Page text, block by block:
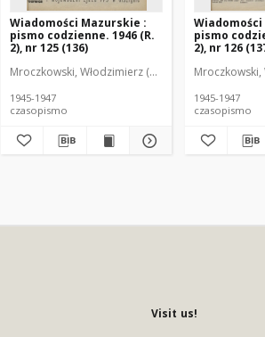
Redaktor
Wiadomości Mazurskie :
pismo codzienne. 1946 (R.
2), nr 125 (136)
Mroczkowski, Włodzimierz (1902-1971). Redaktor
1945-1947
czasopismo
pismo
2), nr 126
Mroczkowski,
1945-1947
czasopismo
Visit us!